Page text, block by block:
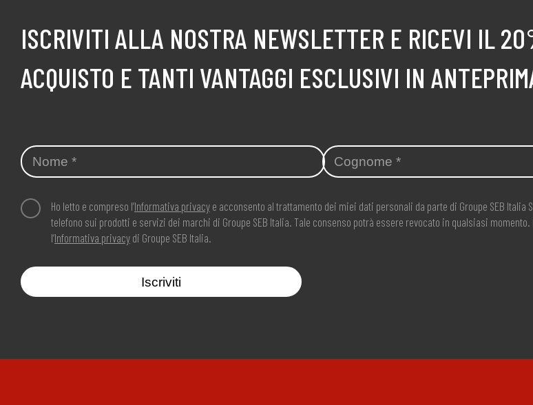
ISCRIVITI ALLA NOSTRA NEWSLETTER E RICEVI IL
ACQUISTO E TANTI VANTAGGI ESCLUSIVI IN
Ho letto e compreso l’Informativa privacy e acconsento al trattamento dei miei dati personali da parte di Groupe SEB
telefono sui prodotti e servizi dei marchi di Groupe SEB Italia. Tale consenso potrà essere revocato in qualsiasi
l’Informativa privacy di Groupe SEB Italia.
Iscriviti